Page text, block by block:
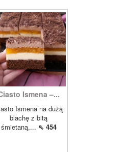
Ismena –...
Ismena na dużą
blachę z bitą
śmietaną,... ⇖ 454